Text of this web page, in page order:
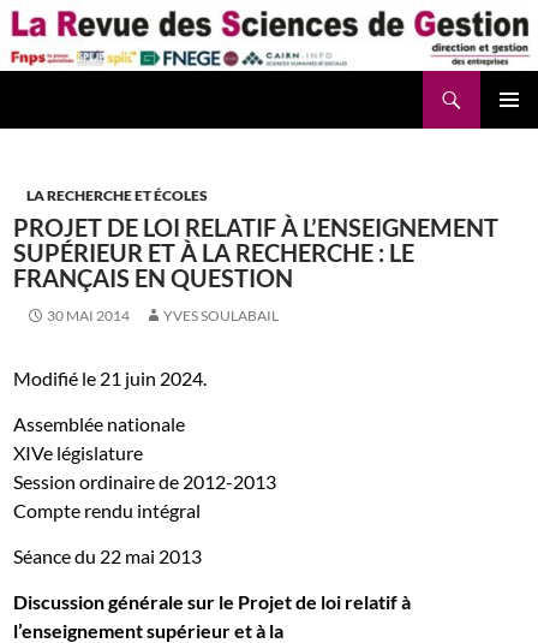
Aller
au
contenu
LA RECHERCHE ET ÉCOLES
PROJET DE LOI RELATIF À L’ENSEIGNEMENT
SUPÉRIEUR ET À LA RECHERCHE : LE
FRANÇAIS EN QUESTION
30 MAI 2014 YVES SOULABAIL
Modifié le 21 juin 2024.
Assemblée nationale
XIVe législature
Session ordinaire de 2012-2013
Compte rendu intégral
Séance du 22 mai 2013
Discussion générale sur le Projet de loi relatif à
l’enseignement supérieur et à la